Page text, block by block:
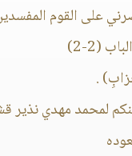
على القوم
(2-2)
.
لمحمد مهدي نذير